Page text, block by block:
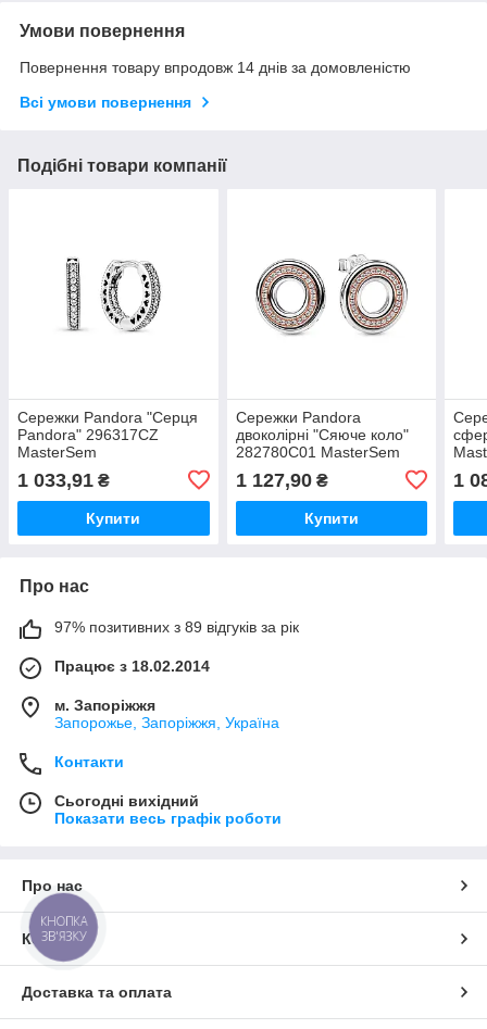
Умови повернення
Повернення товару впродовж 14 днів за домовленістю
Всі умови повернення
Подібні товари компанії
Сережки Pandora "Серця
Pandora" 296317CZ
MasterSem
1 033,91 ₴
Купити
Сережки Pandora
двоколірні "Сяюче коло"
282780C01 MasterSem
1 127,90₴
Купити
1
Про нас
97% позитивних з 89 відгуків за рік
Працює з 18.02.2014
м. Запоріжжя
Запорожье, Запоріжжя, Україна
Контакти
Сьогодні вихідний
Показати весь графік роботи
Про нас
Контакти
Доставка та оплата
КНОПКА
ЗВ'ЯЗКУ